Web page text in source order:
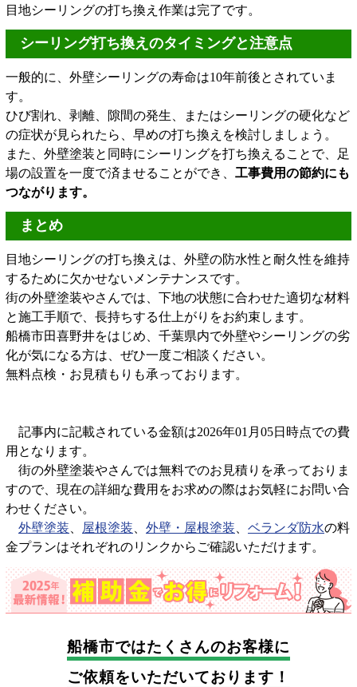
目地シーリングの打ち換え作業は完了です。
シーリング打ち換えのタイミングと注意点
一般的に、外壁シーリングの寿命は10年前後とされていま
す。
ひび割れ、剥離、隙間の発生、またはシーリングの硬化など
の症状が見られたら、早めの打ち換えを検討しましょう。
また、外壁塗装と同時にシーリングを打ち換えることで、足
場の設置を一度で済ませることができ、 工事費用の節約にも
つながります。
まとめ
目地シーリングの打ち換えは、外壁の防水性と耐久性を維持
するために欠かせないメンテナンスです。
街の外壁塗装やさんでは、下地の状態に合わせた適切な材料
と施工手順で、長持ちする仕上がりをお約束します。
船橋市田喜野井をはじめ、千葉県内で外壁やシーリングの劣
化が気になる方は、ぜひ一度ご相談ください。
無料点検・お見積もりも承っております。
記事内に記載されている金額は2026年01月05日時点での費
用となります。
街の外壁塗装やさんでは無料でのお見積りを承っておりま
すので、現在の詳細な費用をお求めの際はお気軽にお問い合
わせください。
外壁塗装
屋根塗装 外壁・屋根塗装 ベランダ防水の料
金プランはそれぞれのリンクからご確認いただけます。
船橋市ではたくさんのお客様に
ご依頼をいただいております！